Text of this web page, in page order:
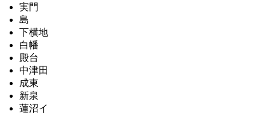
実門
島
下横地
白幡
殿台
中津田
成東
新泉
蓮沼イ